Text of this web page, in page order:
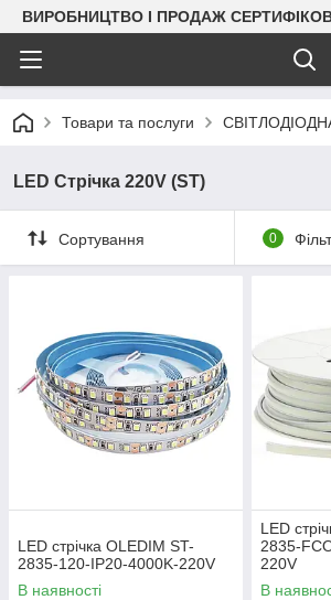
ВИРОБНИЦТВО І ПРОДАЖ
Товари та послуги
LED Стрічка 220V (ST)
Сортування 0
LED стрічка OLEDIM ST-
2835-120-IP20-4000K-220V
В наявності
LED
2835-
220V
В